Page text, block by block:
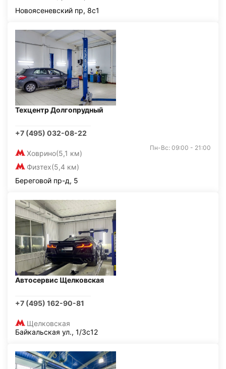
Новоясеневский пр, 8с1
Техцентр Долгопрудный
+7 (495) 032-08-22
Ховрино(5,1 км)
Физтех(5,4 км)
Пн-Вс: 09:00 - 21:00
Береговой пр-д, 5
Автосервис Щелковская
+7 (495) 162-90-81
Щелковская
Байкальская ул., 1/3с12